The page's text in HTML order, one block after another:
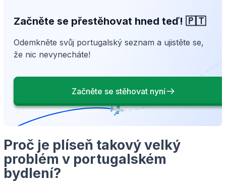
Začněte se přestěhovat hned teď! 🇵🇹
Odemkněte svůj portugalský seznam a ujistěte se,
že nic nevynecháte!
Začněte se stěhovat nyní
Proč je plíseň takový velký
problém v portugalském
bydlení?